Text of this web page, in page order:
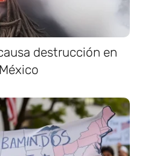
destrucción en
México